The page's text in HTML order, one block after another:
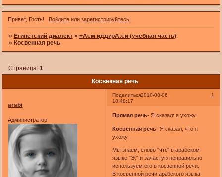
Привет, Гость! Войдитеили зарегистрируйтесь.
» Египетский диалект » +Асм иддирА:си (учебная часть)
» Косвенная речь
Косвенная речь
Страница: 1
Поделиться 1
2010-08-06
18:48:17
arabi
Администратор
Прямая речь- Я сказал: я ухожу.
Косвенная речь- Я сказал, что я
ухожу.
Мы знаем, слово "что" в арабском
языке "Э:" и зачастую неправильно
используем его в косвенной речи.
В косвенной речи арабского языка